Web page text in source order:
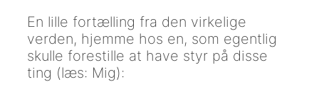
En lille fortælling fra den virkelige
verden, hjemme hos en, som egentlig
skulle forestille at have styr på disse
ting (læs: Mig):